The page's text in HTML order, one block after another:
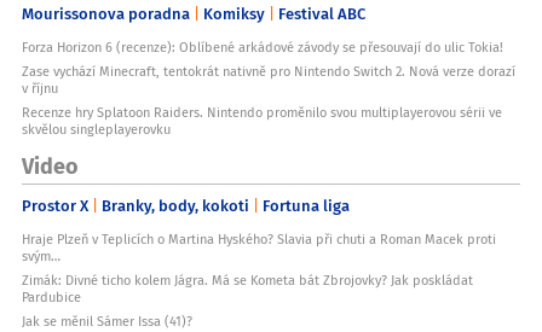
Mourissonova poradna Komiksy Festival ABC
Forza Horizon 6 (recenze): Oblíbené arkádové závody se přesouvají do ulic Tokia!
Zase vychází Minecraft, tentokrát nativně pro Nintendo Switch 2. Nová verze dorazí
v říjnu
Recenze hry Splatoon Raiders. Nintendo proměnilo svou multiplayerovou sérii ve
skvělou singleplayerovku
Video
Prostor X Branky, body, kokoti Fortuna liga
Hraje Plzeň v Teplicích o Martina Hyského? Slavia při chuti a Roman Macek proti
svým…
Zimák: Divné ticho kolem Jágra. Má se Kometa bát Zbrojovky? Jak poskládat
Pardubice
Jak se měnil Sámer Issa (41)?